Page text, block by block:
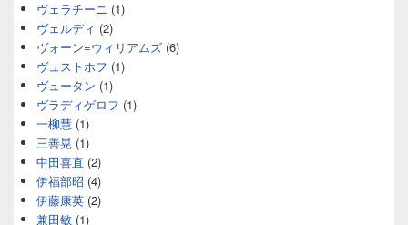
ヴェラチーニ (1)
ヴェルディ (2)
ヴォーン=ウィリアムズ (6)
ヴュストホフ (1)
ヴュータン (1)
ヴラディゲロフ (1)
一柳慧 (1)
三善晃 (1)
中田喜直 (2)
伊福部昭 (4)
伊藤康英 (2)
兼田敏 (1)